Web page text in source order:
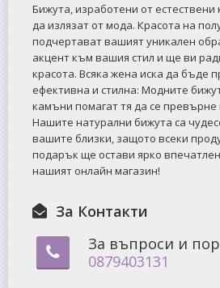
Бижута, изработени от
да излязат от мода. Красота на
подчертават вашият уникален
акцент към вашия стил и ще ви
красота. Всяка жена иска да бъде
ефективна и стилна: Mодните
камъни помагат тя да се превърне
Нашите натурални бижута са
вашите близки, защото всеки
подарък ще остави ярко
нашият онлайн магазин!
За Контакти
За въпроси и
0879403131